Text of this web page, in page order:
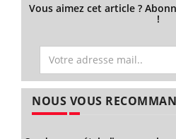
Vous aimez cet article ?
!
NOUS VOUS